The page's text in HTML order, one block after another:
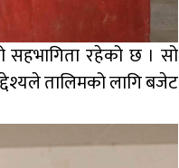
सहभागिता रहेको छ । सो
तालिमको लागि बजेट
।